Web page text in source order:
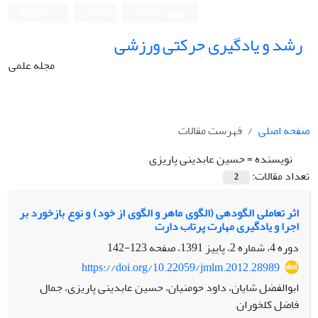
رشد و یادگیری حرکتی ورزشی
مجله علمی
صفحه اصلی
فهرست مقالات
نویسنده =حسین عابدینی پاریزی
تعداد مقالات:
2
اثر تعاملی الگودهی (الگوی ماهر و الگوی از خود) و نوع بازخورد بر
اجرا و یادگیری مهارت پرتاب دارت
دوره 4، شماره 2، پاییز 1391، صفحه
123-142
https://doi.org/10.22059/jmlm.2012.28989
ابوالفضل شایان، داود حومنیان، حسین عابدینی پاریزی، جمال
فاضل کلخوران